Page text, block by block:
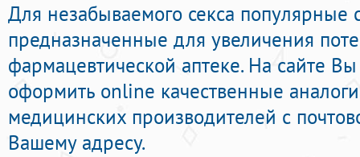
Для незабываемого секса популярные
предназначенные для увеличения
фармацевтической аптеке. На сайте
оформить online качественные
медицинских производителей с
Вашему адресу.